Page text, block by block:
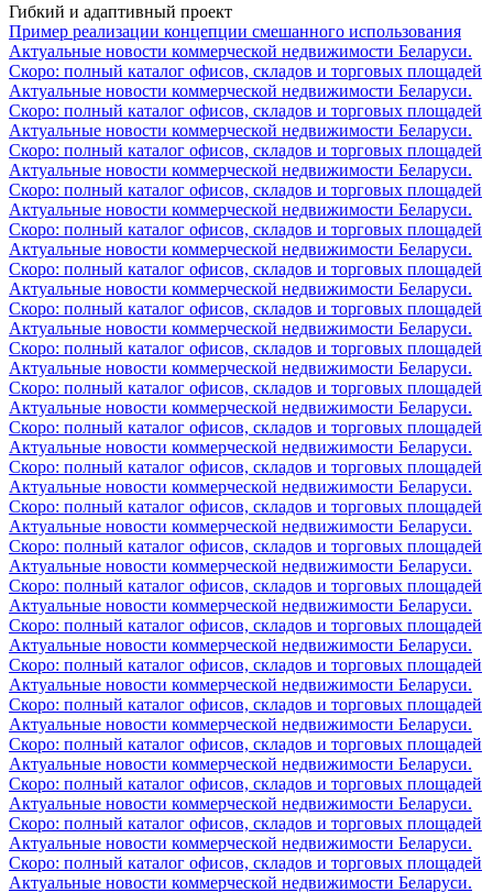
Гибкий и адаптивный проект
Пример реализации концепции смешанного использования
Актуальные новости коммерческой недвижимости Беларуси.
Скоро: полный каталог офисов, складов и торговых площадей
Актуальные новости коммерческой недвижимости Беларуси.
Скоро: полный каталог офисов, складов и торговых площадей
Актуальные новости коммерческой недвижимости Беларуси.
Скоро: полный каталог офисов, складов и торговых площадей
Актуальные новости коммерческой недвижимости Беларуси.
Скоро: полный каталог офисов, складов и торговых площадей
Актуальные новости коммерческой недвижимости Беларуси.
Скоро: полный каталог офисов, складов и торговых площадей
Актуальные новости коммерческой недвижимости Беларуси.
Скоро: полный каталог офисов, складов и торговых площадей
Актуальные новости коммерческой недвижимости Беларуси.
Скоро: полный каталог офисов, складов и торговых площадей
Актуальные новости коммерческой недвижимости Беларуси.
Скоро: полный каталог офисов, складов и торговых площадей
Актуальные новости коммерческой недвижимости Беларуси.
Скоро: полный каталог офисов, складов и торговых площадей
Актуальные новости коммерческой недвижимости Беларуси.
Скоро: полный каталог офисов, складов и торговых площадей
Актуальные новости коммерческой недвижимости Беларуси.
Скоро: полный каталог офисов, складов и торговых площадей
Актуальные новости коммерческой недвижимости Беларуси.
Скоро: полный каталог офисов, складов и торговых площадей
Актуальные новости коммерческой недвижимости Беларуси.
Скоро: полный каталог офисов, складов и торговых площадей
Актуальные новости коммерческой недвижимости Беларуси.
Скоро: полный каталог офисов, складов и торговых площадей
Актуальные новости коммерческой недвижимости Беларуси.
Скоро: полный каталог офисов, складов и торговых площадей
Актуальные новости коммерческой недвижимости Беларуси.
Скоро: полный каталог офисов, складов и торговых площадей
Актуальные новости коммерческой недвижимости Беларуси.
Скоро: полный каталог офисов, складов и торговых площадей
Актуальные новости коммерческой недвижимости Беларуси.
Скоро: полный каталог офисов, складов и торговых площадей
Актуальные новости коммерческой недвижимости Беларуси.
Скоро: полный каталог офисов, складов и торговых площадей
Актуальные новости коммерческой недвижимости Беларуси.
Скоро: полный каталог офисов, складов и торговых площадей
Актуальные новости коммерческой недвижимости Беларуси.
Скоро: полный каталог офисов, складов и торговых площадей
Актуальные новости коммерческой недвижимости Беларуси.